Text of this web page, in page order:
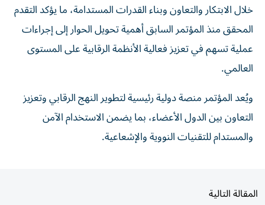
خلال الابتكار والتعاون وبناء القدرات المستدامة، ما يؤكد التقدم
المحقق منذ المؤتمر السابق أهمية تحويل الحوار إلى إجراءات
عملية تسهم في تعزيز فعالية الأنظمة الرقابية على المستوى
العالمي.
ويُعد المؤتمر منصة دولية رئيسية لتطوير النهج الرقابي وتعزيز
التعاون بين الدول الأعضاء، بما يضمن الاستخدام الآمن
والمستدام للتقنيات النووية والإشعاعية.
المقالة التالية